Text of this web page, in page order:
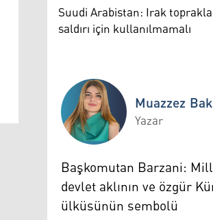
Suudi Arabistan: Irak
saldırı için kullanılmamalı
Muazzez Baktaş
Muazzez
Yazar
Başkomutan Barzani:
devlet aklının ve özgür
ülküsünün sembolü